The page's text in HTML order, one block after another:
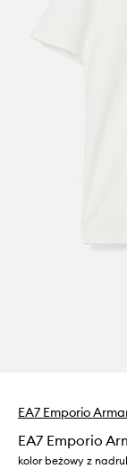
EA7 Emporio
EA7 Emporio
kolor beżowy z